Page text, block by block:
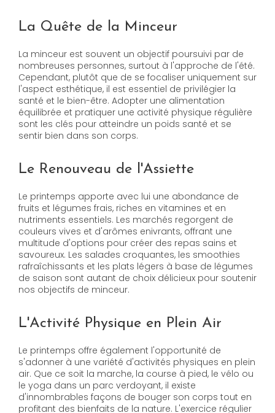
La Quête de la Minceur
La minceur est souvent un objectif poursuivi par de
nombreuses personnes, surtout à l'approche de l'été.
Cependant, plutôt que de se focaliser uniquement sur
l'aspect esthétique, il est essentiel de privilégier la
santé et le bien-être. Adopter une alimentation
équilibrée et pratiquer une activité physique régulière
sont les clés pour atteindre un poids santé et se
sentir bien dans son corps.
Le Renouveau de l'Assiette
Le printemps apporte avec lui une abondance de
fruits et légumes frais, riches en vitamines et en
nutriments essentiels. Les marchés regorgent de
couleurs vives et d'arômes enivrants, offrant une
multitude d'options pour créer des repas sains et
savoureux. Les salades croquantes, les smoothies
rafraîchissants et les plats légers à base de légumes
de saison sont autant de choix délicieux pour soutenir
nos objectifs de minceur.
L'Activité Physique en Plein Air
Le printemps offre également l'opportunité de
s'adonner à une variété d'activités physiques en plein
air. Que ce soit la marche, la course à pied, le vélo ou
le yoga dans un parc verdoyant, il existe
d'innombrables façons de bouger son corps tout en
profitant des bienfaits de la nature. L'exercice régulier